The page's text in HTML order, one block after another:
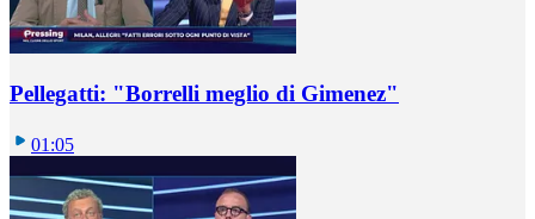
Pellegatti: "Borrelli meglio di Gimenez"
01:05